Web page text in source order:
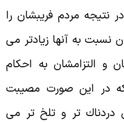
نتيجه مردم فريبشان را
به آنها زيادتر مى
التزامشان به احكام
در اين صورت مصيبت
تر و تلخ تر مى